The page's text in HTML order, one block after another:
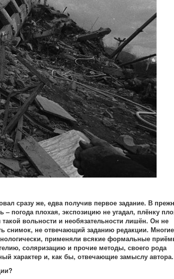
сразу же, едва получив первое задание. В
погода плохая, экспозицию не угадал, плёнку
вольности и необязательности лишён. Он не
снимок, не отвечающий заданию редакции. Многие
применяли всякие формальные
соляризацию и прочие методы, своего рода
характер и, как бы, отвечающие замыслу автора.